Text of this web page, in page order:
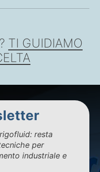
TI GUIDIAMO
resta
per
industriale e